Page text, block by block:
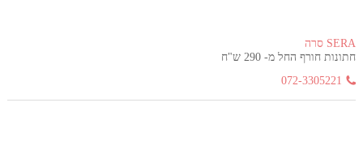
SERA סרה
חתונות חורף החל מ- 290 ש"ח
072-3305221